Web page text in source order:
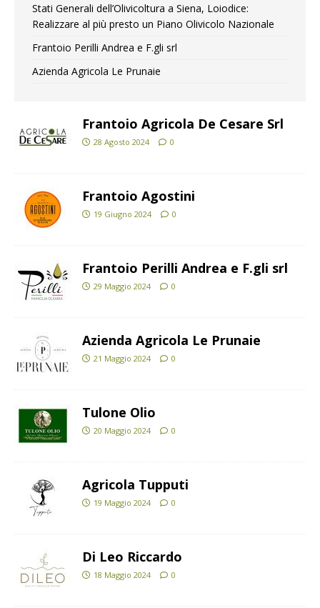
Stati Generali dell’Olivicoltura a Siena, Loiodice:
Realizzare al più presto un Piano Olivicolo Nazionale
Frantoio Perilli Andrea e F.gli srl
Azienda Agricola Le Prunaie
Frantoio Agricola De Cesare Srl
28 Agosto 2024 0
Frantoio Agostini
19 Giugno 2024 0
Frantoio Perilli Andrea e F.gli srl
29 Maggio 2024 0
Azienda Agricola Le Prunaie
21 Maggio 2024 0
Tulone Olio
20 Maggio 2024 0
Agricola Tupputi
19 Maggio 2024 0
Di Leo Riccardo
18 Maggio 2024 0